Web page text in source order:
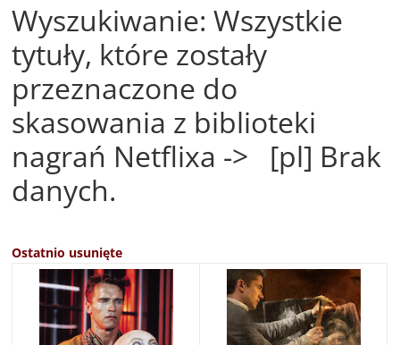
Wyszukiwanie: Wszystkie
tytuły, które zostały
przeznaczone do
skasowania z biblioteki
nagrań Netflixa -> [pl] Brak
danych.
Ostatnio usunięte